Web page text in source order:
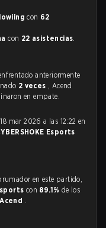
con 62
con 22 asistencias.
anteriormente
2 veces , Acend
en empate.
mar 2026 a las 12:22 en
Esports
en este partido,
con 89.1% de los
Acend .